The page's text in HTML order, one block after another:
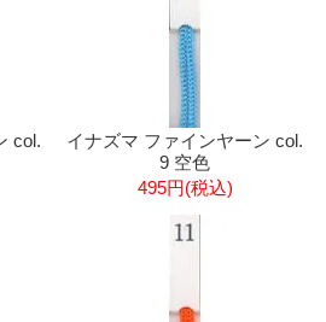
col.
イナズマ ファインヤーン col.
9 空色
495円(税込)